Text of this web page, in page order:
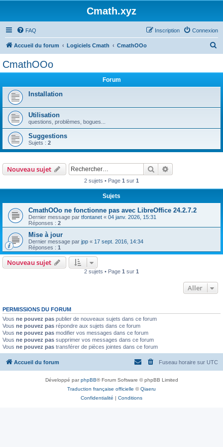
Cmath.xyz
FAQ Connexion
Inscription
Accueil du forum Logiciels Cmath CmathOOo
h
r
CmathOOo
Forum
Installation
Utilisation
questions, problèmes, bogues...
Suggestions
Sujets : 2
Nouveau sujet Rechercher
2 sujets • Page 1 sur 1
Sujets
CmathOOo ne fonctionne pas avec LibreOffice 24.2.7.2
Dernier message par tfontanet « 04 janv. 2026, 15:31
Réponses : 2
Mise à jour
Dernier message par jpp « 17 sept. 2016, 14:34
Réponses : 1
Nouveau sujet
2 sujets • Page 1 sur 1
Aller
PERMISSIONS DU FORUM
Vous ne pouvez pas publier de nouveaux sujets dans ce forum
Vous ne pouvez pas répondre aux sujets dans ce forum
Vous ne pouvez pas modifier vos messages dans ce forum
Vous ne pouvez pas supprimer vos messages dans ce forum
Vous ne pouvez pas transférer de pièces jointes dans ce forum
Accueil du forum Fuseau horaire sur UTC
Développé parphpBB® Forum Software © phpBB Limited
Traduction française officielle ©Qiaeru
Confidentialité | Conditions